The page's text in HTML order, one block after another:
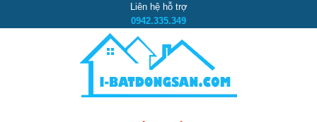
Liên hệ hỗ trợ
0942.335.349